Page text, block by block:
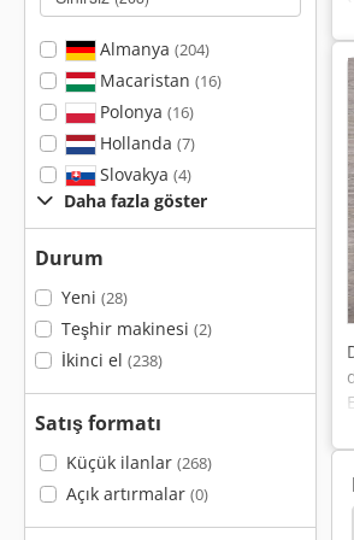
Almanya (204)
Macaristan (16)
Polonya (16)
Hollanda (7)
Slovakya (4)
Daha fazla göster
Durum
Yeni (28)
Teşhir makinesi (2)
İkinci el (238)
Satış formatı
Küçük ilanlar (268)
Açık artırmalar (0)